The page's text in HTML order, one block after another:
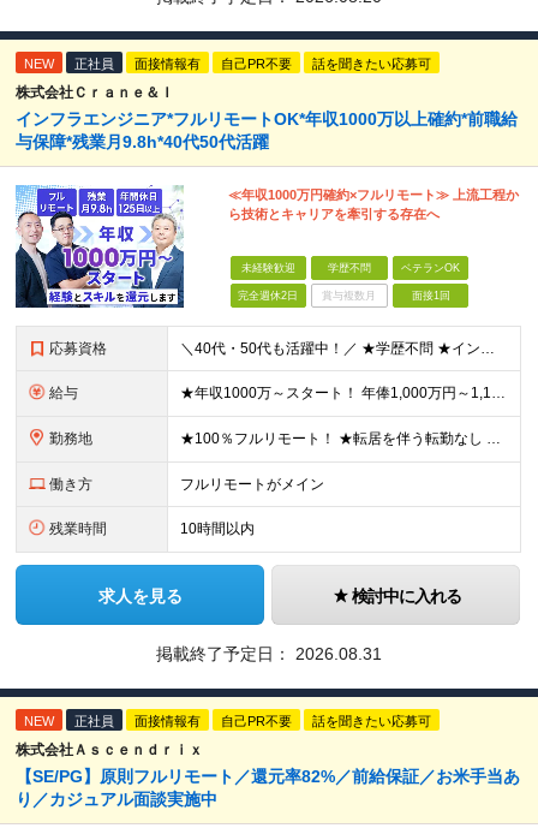
NEW 正社員 面接情報有 自己PR不要 話を聞きたい応募可
株式会社Ｃｒａｎｅ＆Ｉ
インフラエンジニア*フルリモートOK*年収1000万以上確約*前職給
与保障*残業月9.8h*40代50代活躍
≪年収1000万円確約×フルリモート≫ 上流工程か
ら技術とキャリアを牽引する存在へ
未経験歓迎 学歴不問 ベテランOK
完全週休2日 賞与複数月 面接1回
応募資格 ＼40代・50代も活躍中！／ ★学歴不問 ★インフラエンジニアの経験を5年以上お持ちの方 ≪こんな方にピッタリです！≫ ◎自身の市場価値を正当に評価してほしい ◎今より年収をアップさせたい ◎多彩な
給与 ★年収1000万～スタート！ 年俸1,000万円～1,162万8,000円（12分割） ※経験・スキルを考慮の上決定します ※上記金額には固定残業代（月30h分・158,400円～184,000円
勤務地 ★100％フルリモート！ ★転居を伴う転勤なし 本社またはプロジェクト先にて勤務いただきます！ ※プロジェクト先は一都三県及び23区内がメイン 【本社】 東京都新宿区神楽坂1-2 研究社英語センタ
働き方 フルリモートがメイン
残業時間 10時間以内
求人を見る 検討中に入れる
掲載終了予定日： 2026.08.31
NEW 正社員 面接情報有 自己PR不要 話を聞きたい応募可
株式会社Ａｓｃｅｎｄｒｉｘ
【SE/PG】原則フルリモート／還元率82%／前給保証／お米手当あ
り／カジュアル面談実施中